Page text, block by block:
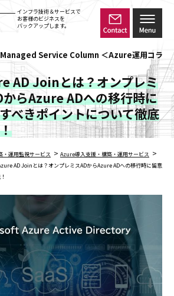
インフラ技術＆サービスで
お客様のビジネスを
バックアップします。
Service Column ＜Azure運用コラ
AD Joinとは？オンプレミ
からAzure ADへの移行時に
べきポイントについて徹底
・運用監視サービス > Azure導入支援・構築・運用サービス >
AD Joinとは？オンプレミスADからAzure ADへの移行時に留意